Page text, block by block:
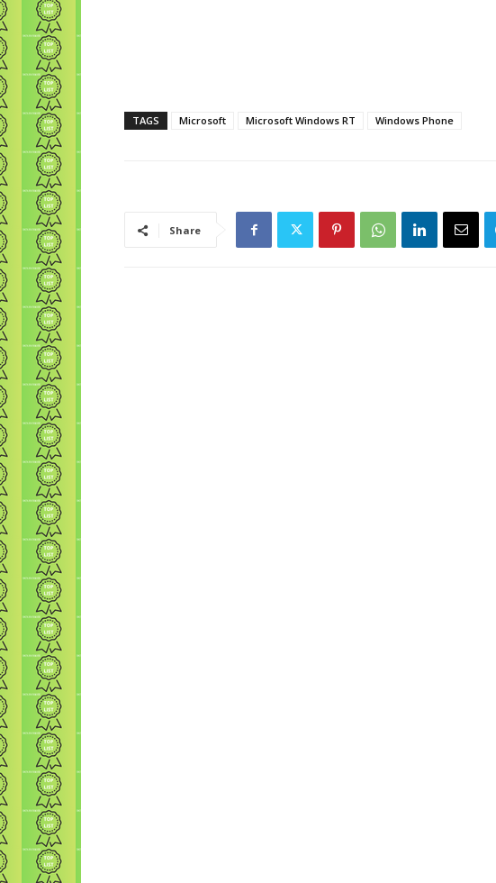
TAGS Microsoft Microsoft Windows RT Windows Phone
Share